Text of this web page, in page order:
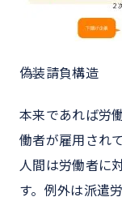
偽装請負構造
本来であれば労
働者が雇用され
人間は労働者に
す。例外は派遣